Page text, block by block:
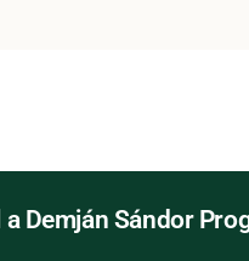
Demján Sándor